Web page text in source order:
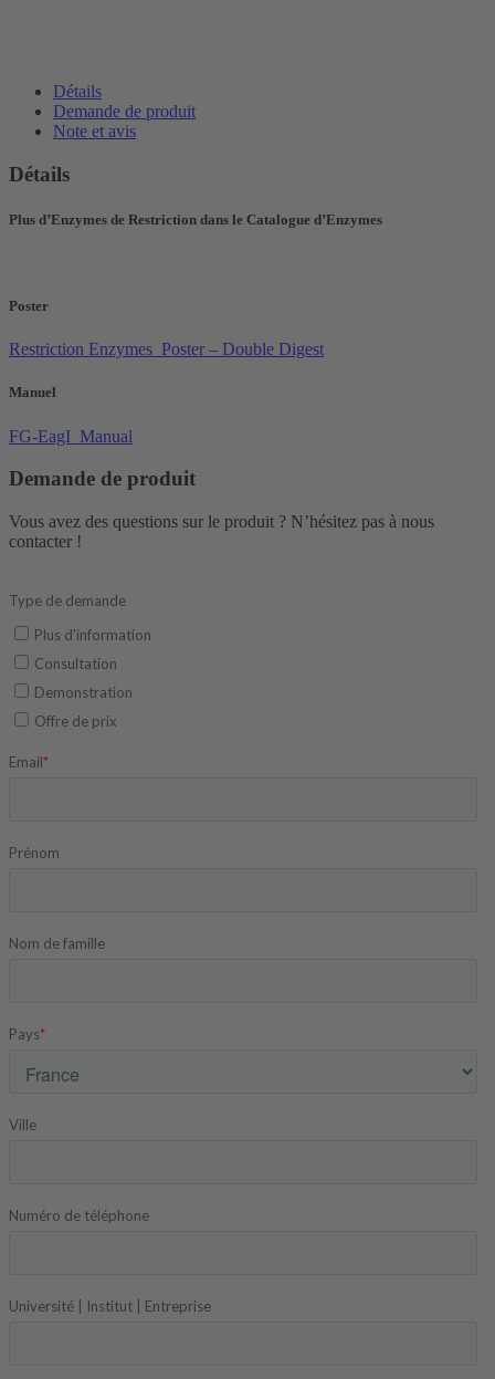
Détails
Demande de produit
Note et avis
Détails
Plus d’Enzymes de Restriction dans le Catalogue d’Enzymes
Poster
Restriction Enzymes_Poster – Double Digest
Manuel
FG-EagI_Manual
Demande de produit
Vous avez des questions sur le produit ? N’hésitez pas à nous
contacter !